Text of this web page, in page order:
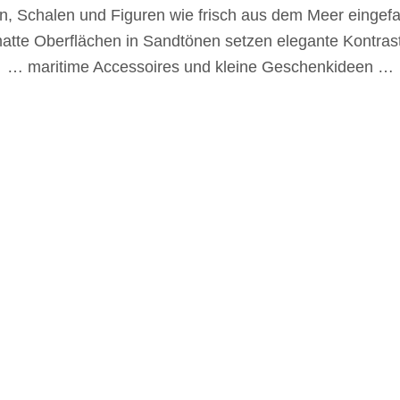
Schalen und Figuren wie frisch aus dem Meer
Oberflächen in Sandtönen setzen elegante
… maritime Accessoires und kleine Geschenkideen …